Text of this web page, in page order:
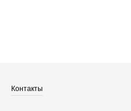
Контакты